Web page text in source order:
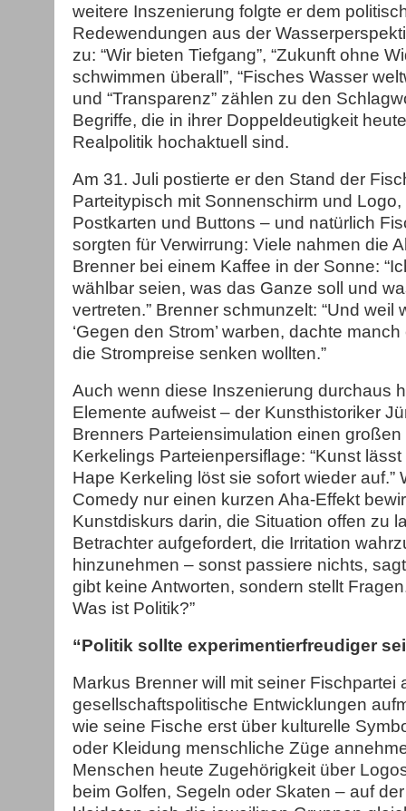
weitere Inszenierung folgte er dem
Redewendungen aus der
zu: “Wir bieten Tiefgang”, “Zukunft ohne
schwimmen überall”, “Fisches Wasser
und “Transparenz” zählen zu den
Begriffe, die in ihrer Doppeldeutigkeit
Realpolitik hochaktuell sind.
Am 31. Juli postierte er den Stand der
Parteitypisch mit Sonnenschirm und
Postkarten und Buttons – und natürlich
sorgten für Verwirrung: Viele nahmen die
Brenner bei einem Kaffee in der Sonne:
wählbar seien, was das Ganze soll und
vertreten.” Brenner schmunzelt: “Und weil
‘Gegen den Strom’ warben, dachte
die Strompreise senken wollten.”
Auch wenn diese Inszenierung durchaus
Elemente aufweist – der Kunsthistoriker
Brenners Parteiensimulation einen
Kerkelings Parteienpersiflage: “Kunst
Hape Kerkeling löst sie sofort wieder auf.”
Comedy nur einen kurzen Aha-Effekt
Kunstdiskurs darin, die Situation offen zu
Betrachter aufgefordert, die Irritation
hinzunehmen – sonst passiere nichts,
gibt keine Antworten, sondern stellt
Was ist Politik?”
“Politik sollte experimentierfreudiger
Markus Brenner will mit seiner Fischpartei
gesellschaftspolitische Entwicklungen
wie seine Fische erst über kulturelle
oder Kleidung menschliche Züge
Menschen heute Zugehörigkeit über
beim Golfen, Segeln oder Skaten – auf